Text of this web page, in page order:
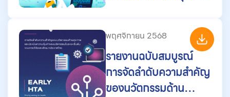
ทางการแพทย์ เพื่อบรรจุ
ในชุดสิทธิประโยชน์ใน
ระบบประกันสุขภาพของ
ประเทศไทย
พฤศจิกายน 2568
รายงานฉบับสมบูรณ์
การจัดลำดับความสำคัญ
ของนวัตกรรมด้าน